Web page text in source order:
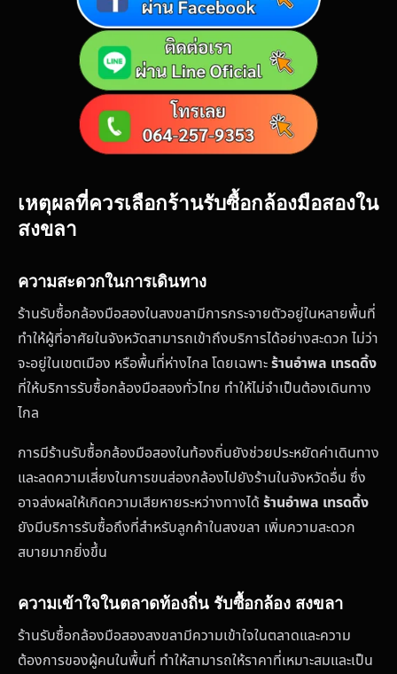
เหตุผลที่ควรเลือกร้านรับซื้อกล้องมือสองใน
สงขลา
ความสะดวกในการเดินทาง
ร้านรับซื้อกล้องมือสองในสงขลามีการกระจายตัวอยู่ในหลายพื้นที่
ทำให้ผู้ที่อาศัยในจังหวัดสามารถเข้าถึงบริการได้อย่างสะดวก ไม่ว่า
จะอยู่ในเขตเมือง หรือพื้นที่ห่างไกล โดยเฉพาะร้านอำพล เทรดดิ้ง
ที่ให้บริการรับซื้อกล้องมือสองทั่วไทย ทำให้ไม่จำเป็นต้องเดินทาง
ไกล
การมีร้านรับซื้อกล้องมือสองในท้องถิ่นยังช่วยประหยัดค่าเดินทาง
และลดความเสี่ยงในการขนส่องกล้องไปยังร้านในจังหวัดอื่น ซึ่ง
อาจส่งผลให้เกิดความเสียหายระหว่างทางได้ ร้านอำพล เทรดดิ้ง
ยังมีบริการรับซื้อถึงที่สำหรับลูกค้าในสงขลา เพิ่มความสะดวก
สบายมากยิ่งขึ้น
ความเข้าใจในตลาดท้องถิ่น รับซื้อกล้อง สงขลา
ร้านรับซื้อกล้องมือสองสงขลามีความเข้าใจในตลาดและความ
ต้องการของผู้คนในพื้นที่ ทำให้สามารถให้ราคาที่เหมาะสมและเป็น